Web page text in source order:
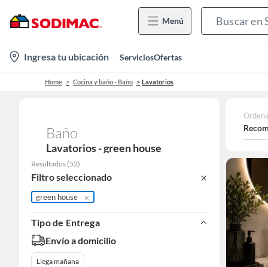
Menú
location-
icon
Ingresa tu ubicación ServiciosOfertas
Home Cocina y baño - Baño Lavatorios
Baño
Lavatorios - green house
Resultados (52)
Filtro seleccionado
green house
Tipo de Entrega
Envío a domicilio
Llega mañana